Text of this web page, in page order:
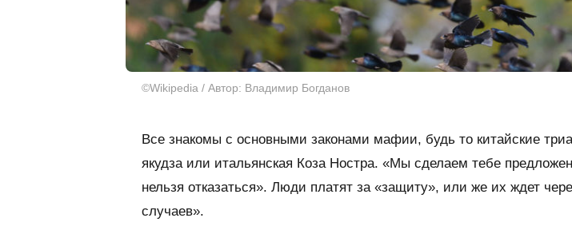
©Wikipedia / Автор: Владимир Богданов
Все знакомы с основными законами мафии, будь то китайские
якудза или итальянская Коза Ностра. «Мы сделаем тебе
нельзя отказаться». Люди платят за «защиту», или же их ждет
случаев».